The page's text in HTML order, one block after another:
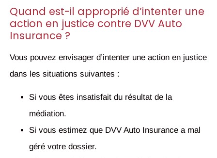
Quand est-il approprié d’intenter une
action en justice contre DVV Auto
Insurance ?
Vous pouvez envisager d’intenter une action en justice
dans les situations suivantes :
Si vous êtes insatisfait du résultat de la
médiation.
Si vous estimez que DVV Auto Insurance a mal
géré votre dossier.